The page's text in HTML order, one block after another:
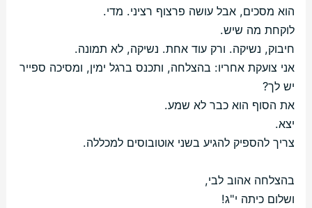
הוא מסכים, אבל עושה פרצוף רציני. מדי.
לוקחת מה שיש.
חיבוק, נשיקה. ורק עוד אחת. נשיקה, לא תמונה.
אני צועקת אחריו: בהצלחה, ותכנס ברגל ימין, ומסיכה ספייר
יש לך?
את הסוף הוא כבר לא שמע.
יצא.
צריך להספיק להגיע בשני אוטובוסים למכללה.
בהצלחה אהוב לבי,
ושלום כיתה י"ג!